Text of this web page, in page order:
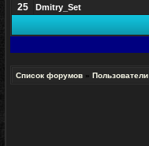
25 Dmitry_Set
Список форумов » Пользователи